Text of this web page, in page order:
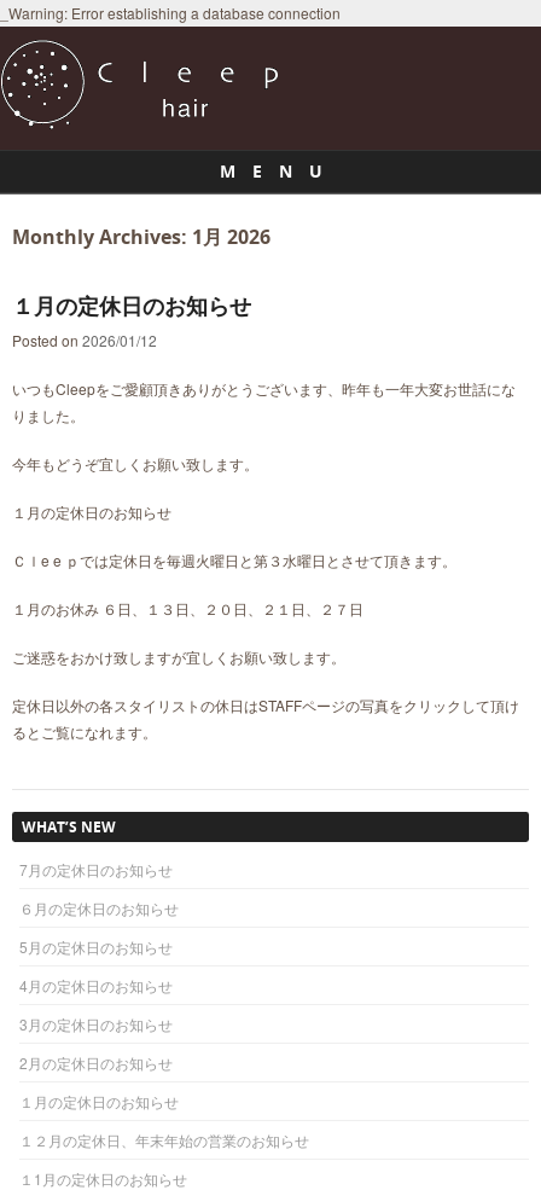
_Warning: Error establishing a database connection
M E N U
Monthly Archives: 1月 2026
１月の定休日のお知らせ
Posted on 2026/01/12
いつもCleepをご愛顧頂きありがとうございます、昨年も一年大変お世話にな
りました。
今年もどうぞ宜しくお願い致します。
１月の定休日のお知らせ
Ｃｌe e ｐでは定休日を毎週火曜日と第３水曜日とさせて頂きます。
１月のお休み ６日、１３日、２０日、２１日、２７日
ご迷惑をおかけ致しますが宜しくお願い致します。
定休日以外の各スタイリストの休日はSTAFFページの写真をクリックして頂け
るとご覧になれます。
WHAT’S NEW
7月の定休日のお知らせ
６月の定休日のお知らせ
5月の定休日のお知らせ
4月の定休日のお知らせ
3月の定休日のお知らせ
2月の定休日のお知らせ
１月の定休日のお知らせ
１２月の定休日、年末年始の営業のお知らせ
１1月の定休日のお知らせ